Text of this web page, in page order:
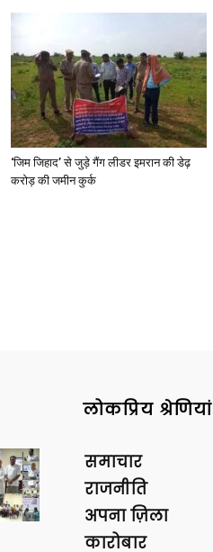
‘जिम जिहाद’ से जुड़े गैंग लीडर इमरान की डेढ़
करोड़ की जमीन कुर्क
लोकप्रिय श्रेणियां
समाचार
राजनीति
अपना ज़िला
कारोबार